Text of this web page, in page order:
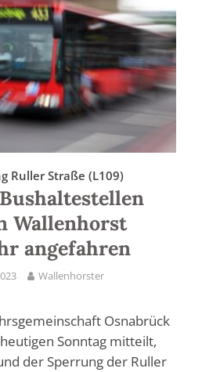
Ruller Straße (L109)
Wallenhorst
angefahren
Wallenhorster
Osnabrück
Sonntag mitteilt,
der Sperrung der Ruller